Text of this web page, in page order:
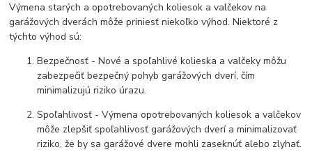
Výmena starých a opotrebovaných koliesok a valčekov na
garážových dverách môže priniesť niekoľko výhod. Niektoré z
týchto výhod sú:
Bezpečnosť - Nové a spoľahlivé kolieska a valčeky môžu
zabezpečiť bezpečný pohyb garážových dverí, čím
minimalizujú riziko úrazu.
Spoľahlivosť - Výmena opotrebovaných koliesok a valčekov
môže zlepšiť spoľahlivosť garážových dverí a minimalizovať
riziko, že by sa garážové dvere mohli zaseknúť alebo zlyhať.